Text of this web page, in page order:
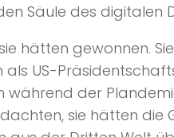
Säule des digitalen
hätten gewonnen.
als US-
während der
dachten, sie hätten